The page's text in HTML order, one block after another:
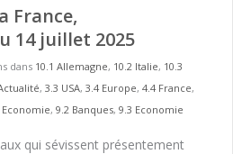
France,
14 juillet 2025
dans 10.1 Allemagne, 10.2 Italie, 10.3
, 3.3 USA, 3.4 Europe, 4.4 France,
Economie, 9.2 Banques, 9.3 Economie
qui sévissent présentement